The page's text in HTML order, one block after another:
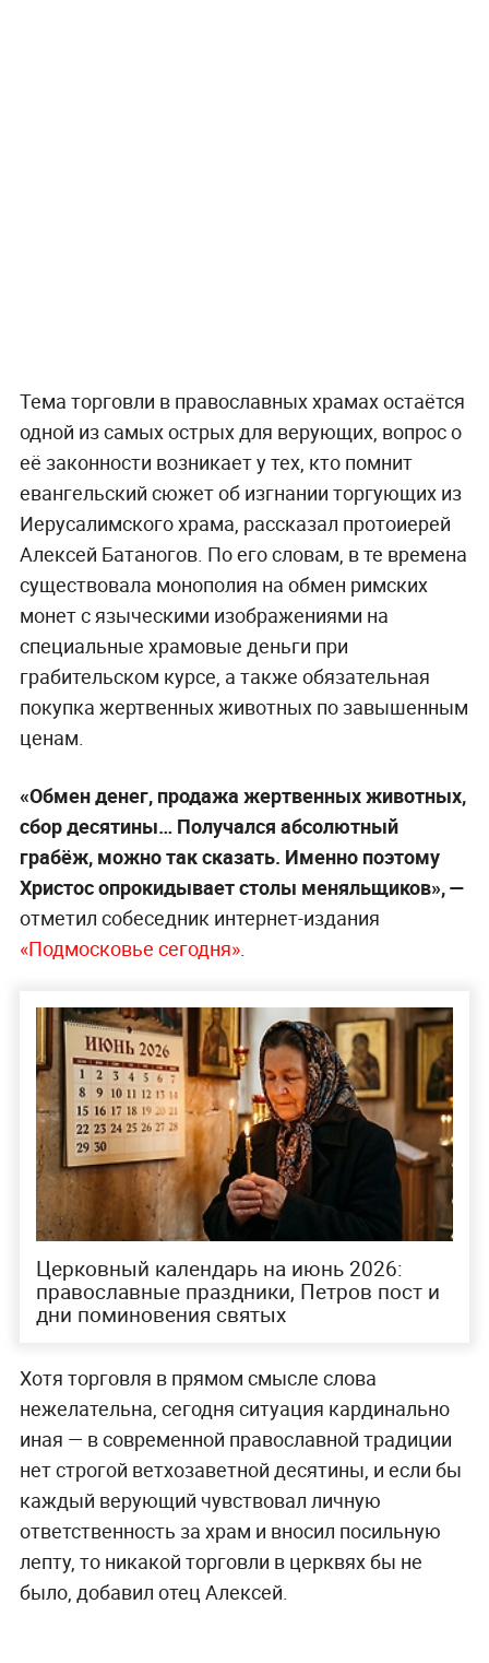
Тема торговли в православных храмах остаётся
одной из самых острых для верующих, вопрос о
её законности возникает у тех, кто помнит
евангельский сюжет об изгнании торгующих из
Иерусалимского храма, рассказал протоиерей
Алексей Батаногов. По его словам, в те времена
существовала монополия на обмен римских
монет с языческими изображениями на
специальные храмовые деньги при
грабительском курсе, а также обязательная
покупка жертвенных животных по завышенным
ценам.
«Обмен денег, продажа жертвенных животных,
сбор десятины… Получался абсолютный
грабёж, можно так сказать. Именно поэтому
Христос опрокидывает столы меняльщиков», —
отметил собеседник интернет-издания
«Подмосковье сегодня».
Церковный календарь на июнь 2026:
православные праздники, Петров пост и
дни поминовения святых
Хотя торговля в прямом смысле слова
нежелательна, сегодня ситуация кардинально
иная — в современной православной традиции
нет строгой ветхозаветной десятины, и если бы
каждый верующий чувствовал личную
ответственность за храм и вносил посильную
лепту, то никакой торговли в церквях бы не
было, добавил отец Алексей.